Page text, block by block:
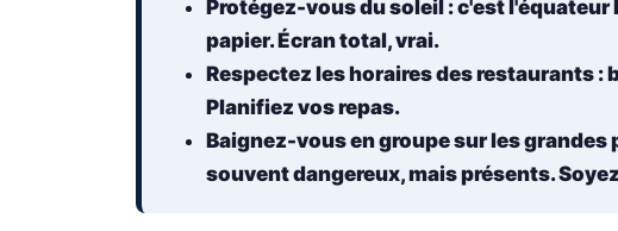
Protégez-vous du soleil : c'est l'équateur
papier. Écran total, vrai.
Respectez les horaires des restaurants :
Planifiez vos repas.
Baignez-vous en groupe sur les grandes
souvent dangereux, mais présents.